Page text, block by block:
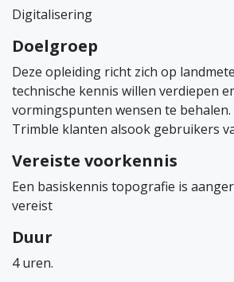
Digitalisering
Doelgroep
Deze opleiding richt zich op
technische kennis willen verdiepen
vormingspunten wensen te
Trimble klanten alsook gebruikers
Vereiste voorkennis
Een basiskennis topografie is
vereist
Duur
4 uren.